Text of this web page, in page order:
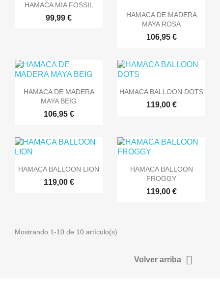
 Vista rápida
HAMACA MIA FOSSIL
99,99 €  Vista rápida
HAMACA DE MADERA
MAYA ROSA
106,95 €
 Vista rápida
HAMACA DE MADERA
MAYA BEIG
106,95 €
 Vista rápida
HAMACA BALLOON DOTS
119,00 €
 Vista rápida
HAMACA BALLOON LION
119,00 €
 Vista rápida
HAMACA BALLOON
FROGGY
119,00 €
Mostrando 1-10 de 10 artículo(s)
Volver arriba 